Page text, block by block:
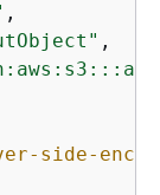
,
,
side-